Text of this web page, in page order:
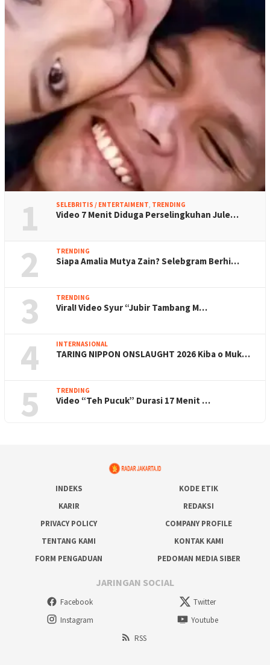
1 SELEBRITIS / ENTERTAIMENT, TRENDING
Video 7 Menit Diduga Perselingkuhan Jule…
2 TRENDING
Siapa Amalia Mutya Zain? Selebgram Berhi…
3 TRENDING
Viral! Video Syur “Jubir Tambang M…
4 INTERNASIONAL
TARING NIPPON ONSLAUGHT 2026 Kiba o Muk…
5 TRENDING
Video “Teh Pucuk” Durasi 17 Menit …
INDEKS
KODE ETIK
KARIR
REDAKSI
PRIVACY POLICY
COMPANY PROFILE
TENTANG KAMI
KONTAK KAMI
FORM PENGADUAN
PEDOMAN MEDIA SIBER
JARINGAN SOCIAL
Facebook
Twitter
Instagram
Youtube
RSS